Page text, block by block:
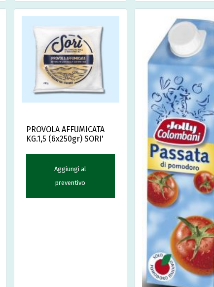
PROVOLA AFFUMICATA
KG.1,5 (6x250gr) SORI'
Aggiungi al
preventivo